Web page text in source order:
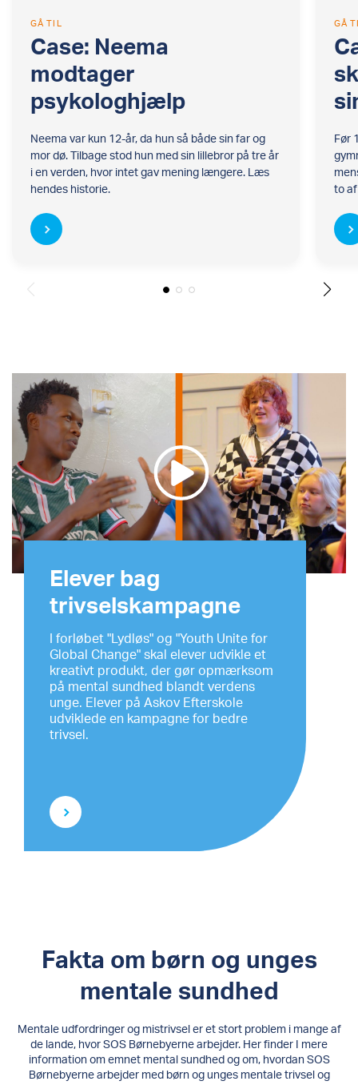
GÅ TIL
Case: Neema
modtager
psykologhjælp
Neema var kun 12-år, da hun så både sin far og
mor dø. Tilbage stod hun med sin lillebror på tre år
i en verden, hvor intet gav mening længere. Læs
hendes historie.
GÅ
Før
to
Elever bag
trivselskampagne
I forløbet "Lydløs" og "Youth Unite for
Global Change" skal elever udvikle et
kreativt produkt, der gør opmærksom
på mental sundhed blandt verdens
unge. Elever på Askov Efterskole
udviklede en kampagne for bedre
trivsel.
Fakta om børn og unges
mentale sundhed
Mentale udfordringer og mistrivsel er et stort problem i mange af
de lande, hvor SOS Børnebyerne arbejder. Her finder I mere
information om emnet mental sundhed og om, hvordan SOS
Børnebyerne arbejder med børn og unges mentale trivsel og